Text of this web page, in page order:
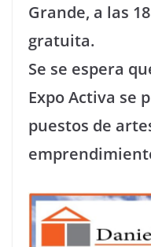
Grande, a las
gratuita.
Se se espera
Expo Activa se
puestos de